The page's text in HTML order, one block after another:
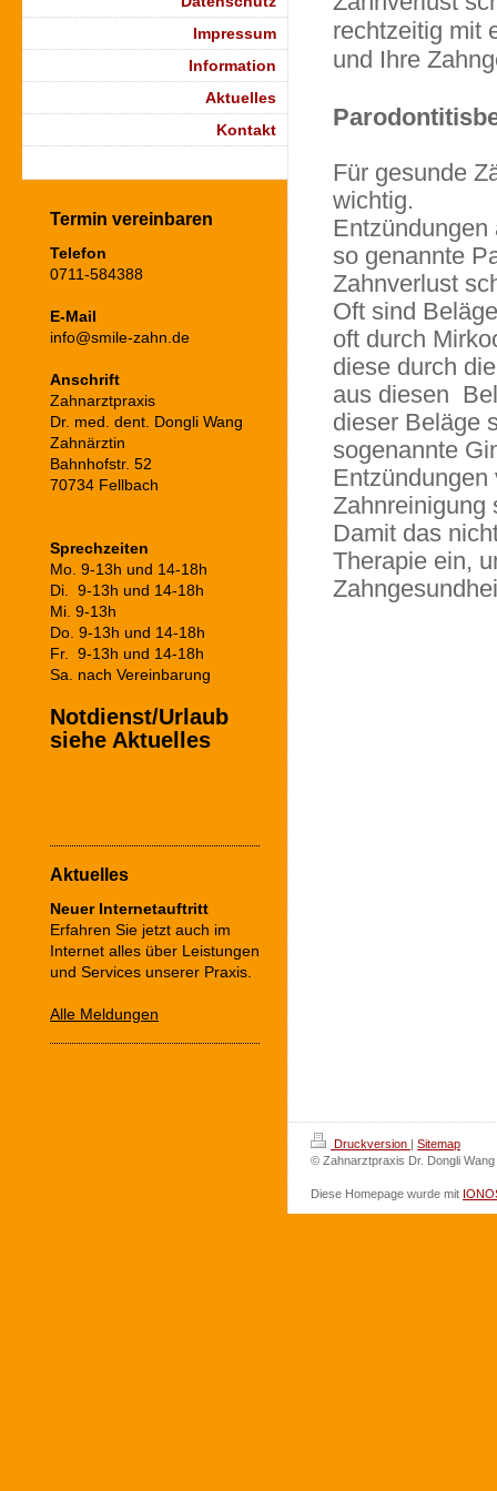
rechtzeitig mit
und Ihre
Für gesunde
wichtig.
Entzündungen
so genannte
Zahnverlust
Oft sind
oft durch
diese durch
aus diesen
dieser Beläge
sogenannte
Damit das
Therapie ein,
Impressum
Information
Aktuelles
Kontakt
Termin vereinbaren
Telefon
0711-584388
E-Mail
info@smile-zahn.de
Anschrift
Zahnarztpraxis
Dr. med. dent. Dongli Wang
Zahnärztin
Bahnhofstr. 52
70734 Fellbach
Sprechzeiten
Mo. 9-13h und 14-18h
Di. 9-13h und 14-18h
Mi. 9-13h
Do. 9-13h und 14-18h
Fr. 9-13h und 14-18h
Sa. nach Vereinbarung
Notdienst/Urlaub
siehe Aktuelles
Aktuelles
Neuer Internetauftritt
Erfahren Sie jetzt auch im
Internet alles über Leistungen
und Services unserer Praxis.
Alle Meldungen
Druckversion | Sitemap
© Zahnarztpraxis Dr. Dongli Wang
Diese Homepage wurde mit